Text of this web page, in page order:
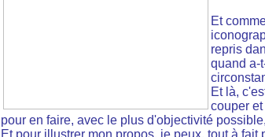
Et
repris
quand a-
Et là,
couper
pour en faire, avec le plus d'objectivité
Et pour illustrer mon propos, je peux, tout à